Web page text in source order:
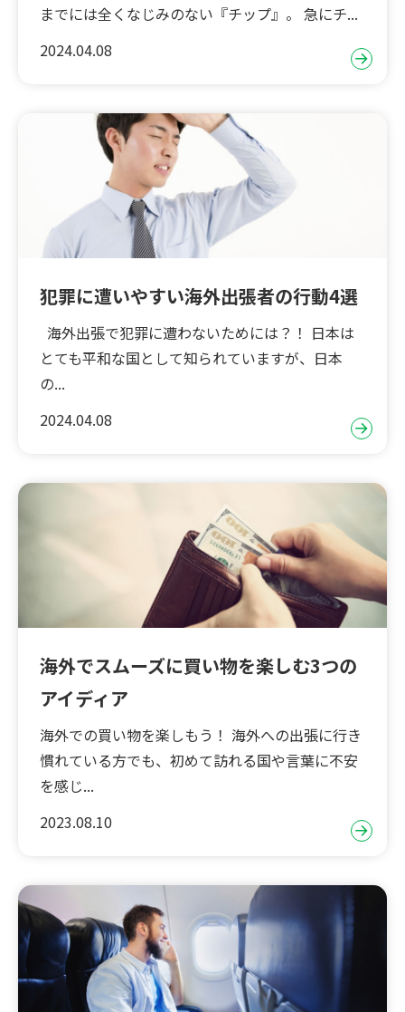
までには全くなじみのない『チップ』。 急にチ...
2024.04.08
犯罪に遭いやすい海外出張者の行動4選
海外出張で犯罪に遭わないためには？！ 日本は
とても平和な国として知られていますが、日本
の...
2024.04.08
海外でスムーズに買い物を楽しむ3つの
アイディア
海外での買い物を楽しもう！ 海外への出張に行き
慣れている方でも、初めて訪れる国や言葉に不安
を感じ...
2023.08.10